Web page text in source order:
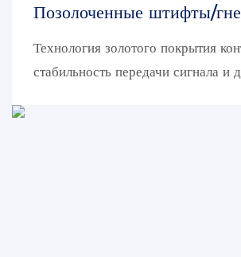
Позолоченные штифты/
Технология золотого покрытия
стабильность передачи сигнала